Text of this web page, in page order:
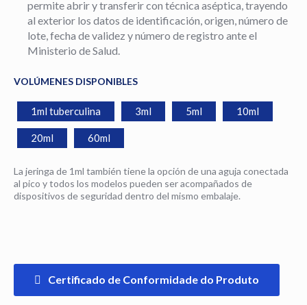
permite abrir y transferir con técnica aséptica, trayendo
al exterior los datos de identificación, origen, número de
lote, fecha de validez y número de registro ante el
Ministerio de Salud.
VOLÚMENES DISPONIBLES
1ml tuberculina 3ml 5ml 10ml
20ml 60ml
La jeringa de 1ml también tiene la opción de una aguja conectada
al pico y todos los modelos pueden ser acompañados de
dispositivos de seguridad dentro del mismo embalaje.
Certificado de Conformidade do Produto